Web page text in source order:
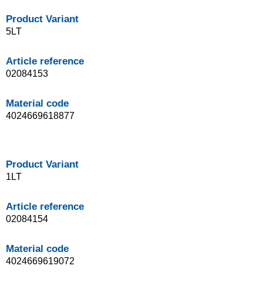
Product Variant
5LT
Article reference
02084153
Material code
4024669618877
Product Variant
1LT
Article reference
02084154
Material code
4024669619072